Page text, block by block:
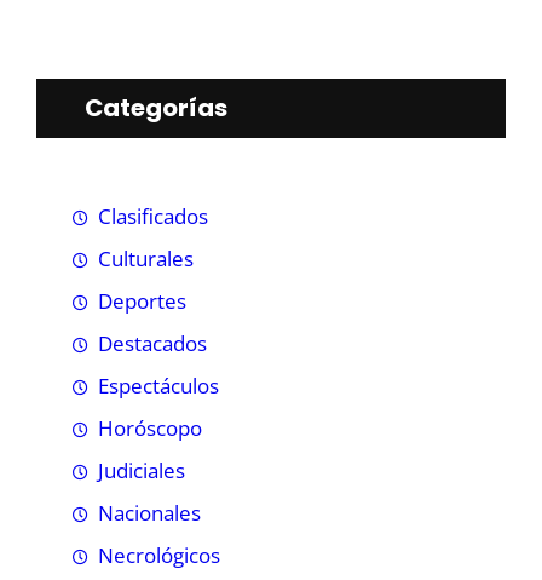
Categorías
Clasificados
Culturales
Deportes
Destacados
Espectáculos
Horóscopo
Judiciales
Nacionales
Necrológicos